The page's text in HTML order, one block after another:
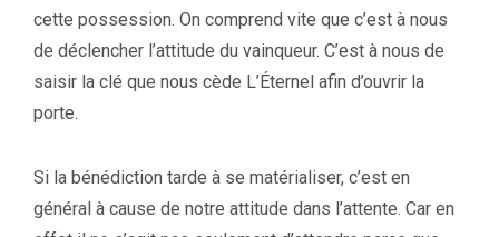
cette possession. On comprend vite que c’est à nous
de déclencher l’attitude du vainqueur. C’est à nous de
saisir la clé que nous cède L’Éternel afin d’ouvrir la
porte.
Si la bénédiction tarde à se matérialiser, c’est en
général à cause de notre attitude dans l’attente. Car en